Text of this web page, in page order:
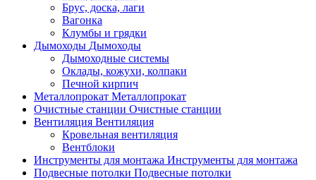
Брус, доска, лаги
Вагонка
Клумбы и грядки
Дымоходы Дымоходы
Дымоходные системы
Оклады, кожухи, колпаки
Печной кирпич
Металлопрокат Металлопрокат
Очистные станции Очистные станции
Вентиляция Вентиляция
Кровельная вентиляция
Вентблоки
Инструменты для монтажа Инструменты для монтажа
Подвесные потолки Подвесные потолки